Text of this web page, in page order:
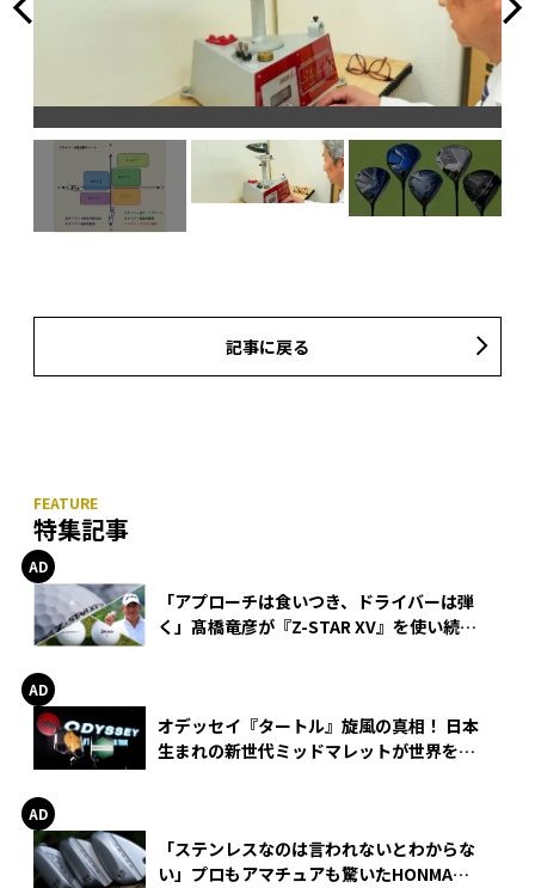
記事に戻る
特集記事
「アプローチは食いつき、ドライバーは弾
く」髙橋竜彦が『Z-STAR XV』を使い続け
オデッセイ『タートル』旋風の真相！ 日本
生まれの新世代ミッドマレットが世界を席
「ステンレスなのは言われないとわからな
い」プロもアマチュアも驚いたHONMA